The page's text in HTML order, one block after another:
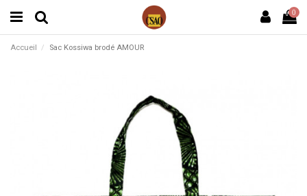
0
Accueil Sac Kossiwa brodé AMOUR